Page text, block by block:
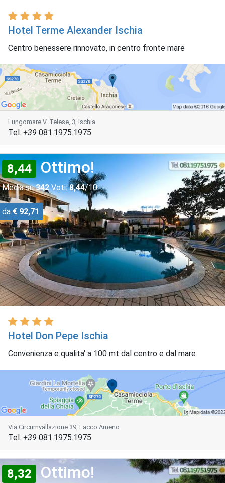
Hotel Terme Alexander Ischia
Centro benessere rinnovato, in centro fronte mare
Lungomare V. Telese, 3, Ischia
Tel. +39 081.1975.1975
8,44 Ottimo!
Media su342Voti: 8,44/10
da € 92,71
Hotel Don Pepe Ischia
Convenienza e qualita' a 100 mt dal centro e dal mare
Via Circumvallazione 39, Lacco Ameno
Tel. +39 081.1975.1975
8,32 Ottimo!